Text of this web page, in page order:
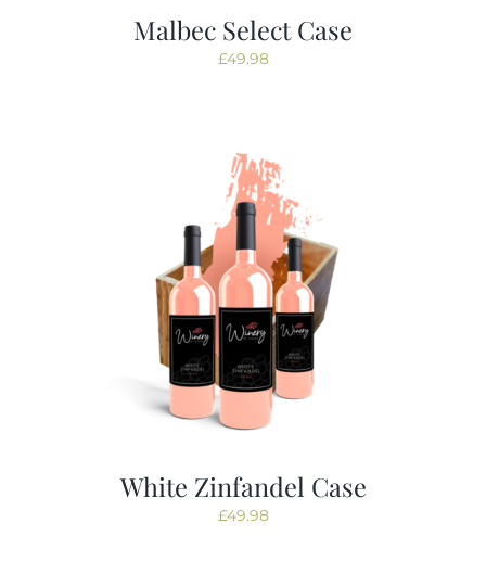
Malbec Select Case
£49.98
White Zinfandel Case
£49.98